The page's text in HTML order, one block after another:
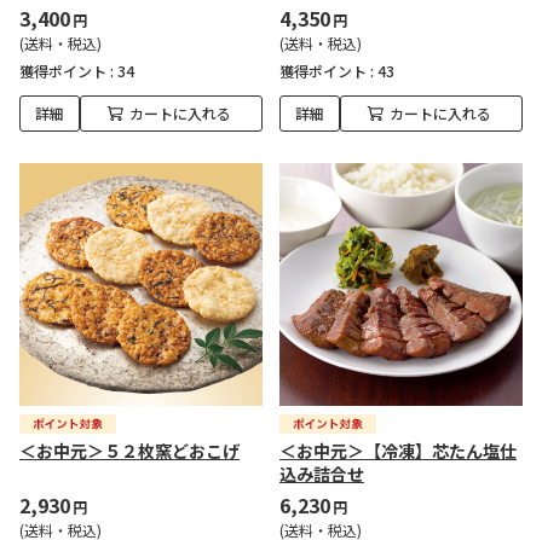
3,400円
(送料・税込)
獲得ポイント : 34
詳細 カートに入れる
4,350円
(送料・税込)
獲得ポイント : 43
詳細 カートに入れる
＜お中元＞５２枚窯どおこげ
2,930円
(送料・税込)
＜お中元＞【冷凍】芯たん塩仕
込み詰合せ
6,230円
(送料・税込)